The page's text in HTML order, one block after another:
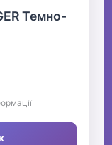
Темно-